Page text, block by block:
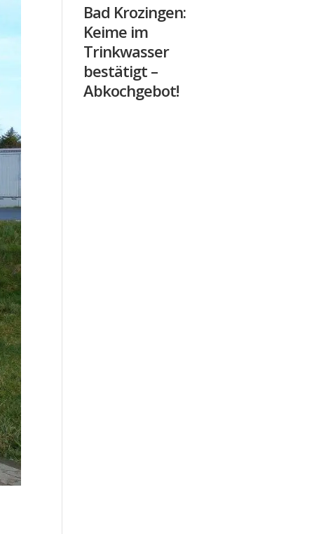
Bad Krozingen:
Keime im
Trinkwasser
bestätigt –
Abkochgebot!